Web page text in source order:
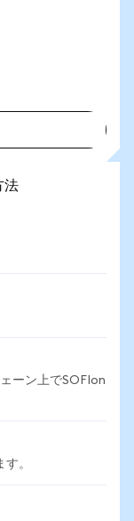
ーン上でSOFIon
。